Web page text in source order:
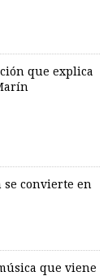
que explica
se convierte en
que viene